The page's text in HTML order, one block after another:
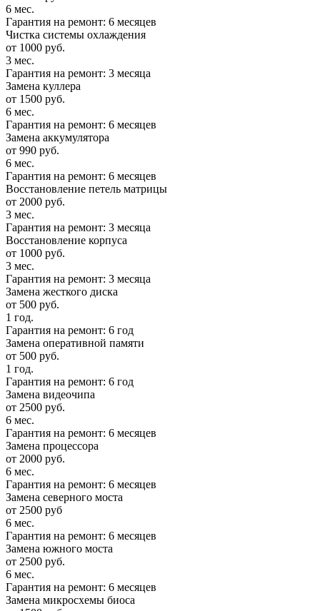
6 мес.
Гарантия на ремонт: 6 месяцев
Чистка системы охлаждения
от 1000 руб.
3 мес.
Гарантия на ремонт: 3 месяца
Замена куллера
от 1500 руб.
6 мес.
Гарантия на ремонт: 6 месяцев
Замена аккумулятора
от 990 руб.
6 мес.
Гарантия на ремонт: 6 месяцев
Восстановление петель матрицы
от 2000 руб.
3 мес.
Гарантия на ремонт: 3 месяца
Восстановление корпуса
от 1000 руб.
3 мес.
Гарантия на ремонт: 3 месяца
Замена жесткого диска
от 500 руб.
1 год.
Гарантия на ремонт: 6 год
Замена оперативной памяти
от 500 руб.
1 год.
Гарантия на ремонт: 6 год
Замена видеочипа
от 2500 руб.
6 мес.
Гарантия на ремонт: 6 месяцев
Замена процессора
от 2000 руб.
6 мес.
Гарантия на ремонт: 6 месяцев
Замена северного моста
от 2500 руб
6 мес.
Гарантия на ремонт: 6 месяцев
Замена южного моста
от 2500 руб.
6 мес.
Гарантия на ремонт: 6 месяцев
Замена микросхемы биоса